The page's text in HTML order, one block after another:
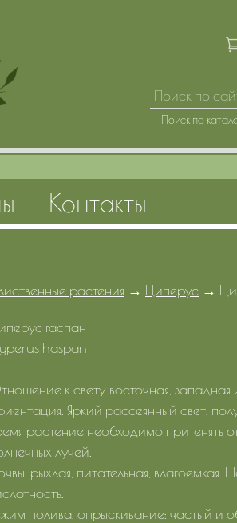
растения → Циперус →
гаспан
haspan
к свету: восточная, западная
Яркий рассеянный свет,
растение необходимо притенять
лучей.
рыхлая, питательная, влагоемкая.
полива, опрыскивание: частый и
Поиск по
Контакты